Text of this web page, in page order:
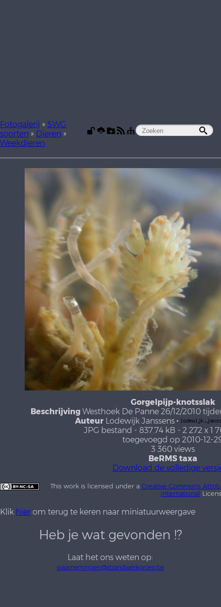
Fotogalerij » SWG
soorten » Dieren »
Weekdieren
Gorgelpijp-knotsslak
Beschrijving Westhoek De Panne 26/12/2010
Auteur Lodewijk Janssens ·
JPG bestand - 837.74 kB - 2 272 x 1
toegevoegd op 2010-12-
3 360 views
BeRMS taxa
Download de volledige
This work is licensed under a Creative Commons
International
Klik hier om terug te keren naar miniatuurweergave
Heb je wat gevonden !?
Laat het ons weten op:
waarnemingen@strandwerkgroep.be